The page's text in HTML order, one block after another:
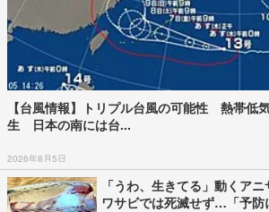
【台風情報】トリプル台風の可能性 熱帯低
生 日本の南には台...
2026年8月5日
「うわ、生きてる」動くア
ワサビでは死滅せず…「予防